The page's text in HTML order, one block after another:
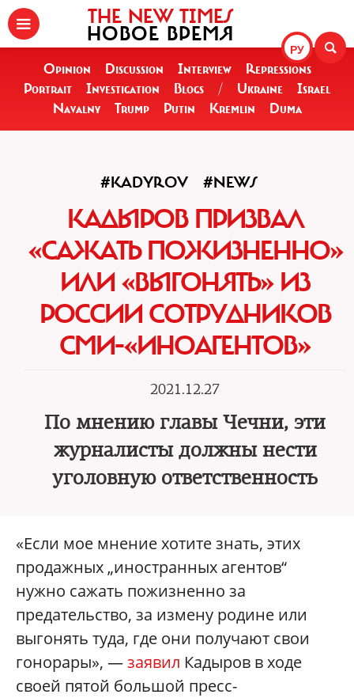
РУ
THE NEW TIMES
НОВОЕ ВРЕМЯ
Opinion Discussion Interview
Repressions
Portrait
Investigation Blogs / Ukraine
Israel
Navalny
Trump Putin Kremlin Duma
#KADYROV #NEWS
КАДЫРОВ ПРИЗВАЛ
«САЖАТЬ ПОЖИЗНЕННО»
ИЛИ «ВЫГОНЯТЬ» ИЗ
РОССИИ СОТРУДНИКОВ
СМИ-«ИНОАГЕНТОВ»
2021.12.27
По мнению главы Чечни, эти
журналисты должны нести
уголовную ответственность
«Если мое мнение хотите знать, этих
продажных „иностранных агентов“
нужно сажать пожизненно за
предательство, за измену родине или
выгонять туда, где они получают свои
гонорары», —заявил Кадыров в ходе
своей пятой большой пресс-